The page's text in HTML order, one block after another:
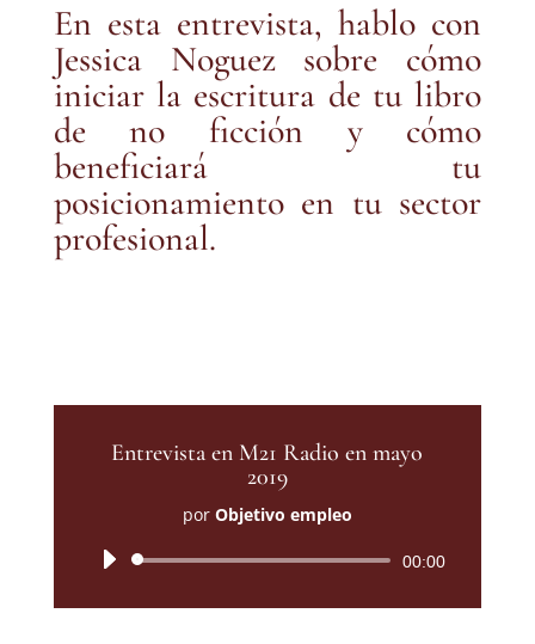
En esta entrevista, hablo con
Jessica Noguez sobre cómo
iniciar la escritura de tu libro
de no ficción y cómo
beneficiará tu
posicionamiento en tu sector
profesional.
Entrevista en M21 Radio en mayo
2019
por Objetivo empleo
Reproductor
audio
00:00